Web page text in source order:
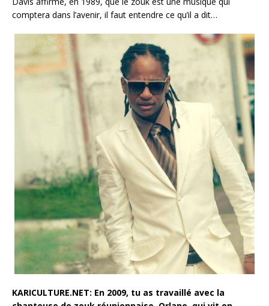
comptera dans l’avenir, il faut entendre ce qu’il a dit…
KARICULTURE.NET: En 2009, tu as travaillé avec la